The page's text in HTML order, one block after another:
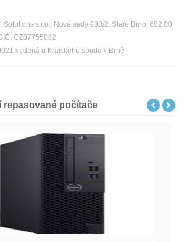
Solutions s.r.o., Nové sady 988/2, Staré Brno, 602 00
CZ07755082
vedená u Krajského soudu v Brně
repasované počítače